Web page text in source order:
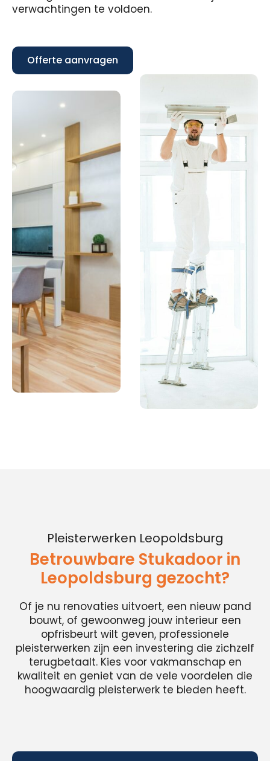
verwachtingen te voldoen.
Offerte aanvragen
Pleisterwerken Leopoldsburg
Betrouwbare Stukadoor in
Leopoldsburg gezocht?
Of je nu renovaties uitvoert, een nieuw pand
bouwt, of gewoonweg jouw interieur een
opfrisbeurt wilt geven, professionele
pleisterwerken zijn een investering die zichzelf
terugbetaalt. Kies voor vakmanschap en
kwaliteit en geniet van de vele voordelen die
hoogwaardig pleisterwerk te bieden heeft.